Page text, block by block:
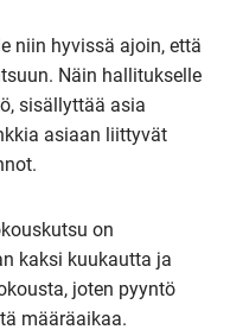
niin hyvissä ajoin, että
Näin hallitukselle
sisällyttää asia
asiaan liittyvät
on
kaksi kuukautta ja
joten pyyntö
määräaikaa.